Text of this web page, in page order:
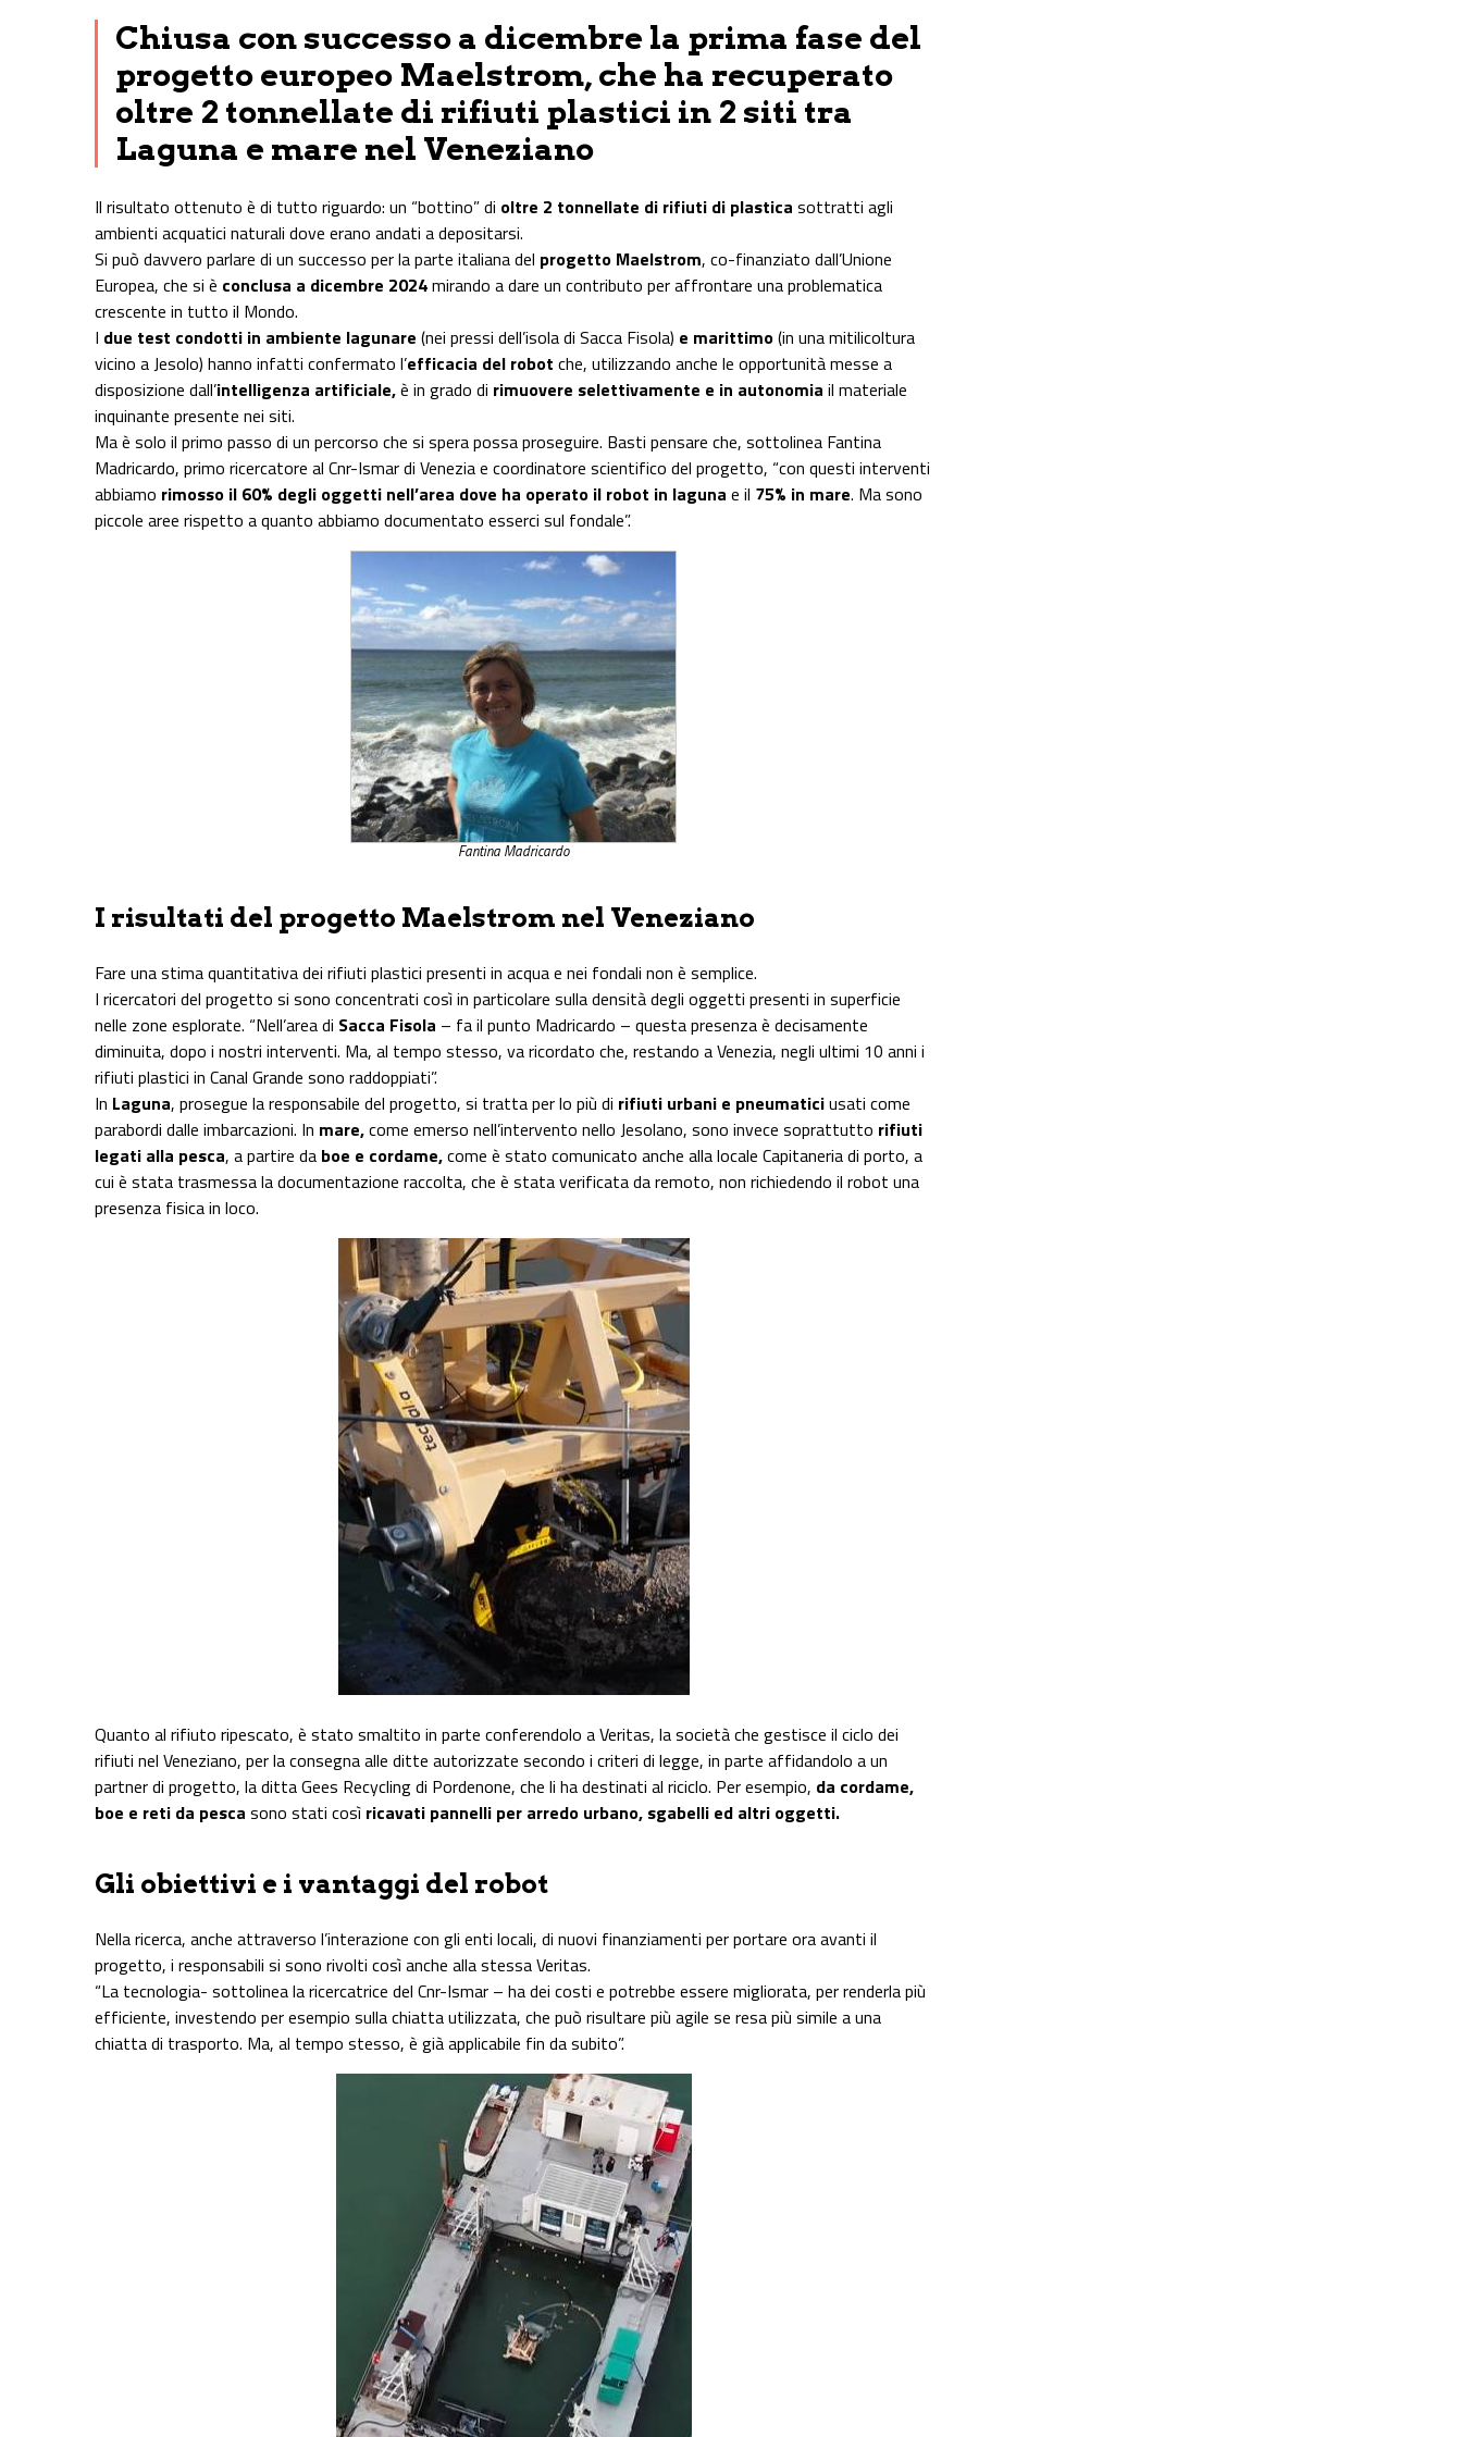
Chiusa con successo a dicembre la prima fase del
progetto europeo Maelstrom, che ha recuperato
oltre 2 tonnellate di rifiuti plastici in 2 siti tra
Laguna e mare nel Veneziano
Il risultato ottenuto è di tutto riguardo: un “bottino” di oltre 2 tonnellate di rifiuti di plastica sottratti agli
ambienti acquatici naturali dove erano andati a depositarsi.
Si può davvero parlare di un successo per la parte italiana del progetto Maelstrom, co-finanziato dall’Unione
Europea, che si è conclusa a dicembre 2024mirando a dare un contributo per affrontare una problematica
crescente in tutto il Mondo.
I due test condotti in ambiente lagunare (nei pressi dell’isola di Sacca Fisola) e marittimo(in una mitilicoltura
vicino a Jesolo) hanno infatti confermato l’efficacia del robot che, utilizzando anche le opportunità messe a
disposizione dall’intelligenza artificiale,è in grado di rimuovere selettivamente e in autonomia il materiale
inquinante presente nei siti.
Ma è solo il primo passo di un percorso che si spera possa proseguire. Basti pensare che, sottolinea Fantina
Madricardo, primo ricercatore al Cnr-Ismar di Venezia e coordinatore scientifico del progetto, “con questi interventi
abbiamo rimosso il 60% degli oggetti nell’area dove ha operato il robot in laguna e il 75% in mare. Ma sono
piccole aree rispetto a quanto abbiamo documentato esserci sul fondale”.
Fantina Madricardo
I risultati del progetto Maelstrom nel Veneziano
Fare una stima quantitativa dei rifiuti plastici presenti in acqua e nei fondali non è semplice.
I ricercatori del progetto si sono concentrati così in particolare sulla densità degli oggetti presenti in superficie
nelle zone esplorate. “Nell’area di Sacca Fisola – fa il punto Madricardo – questa presenza è decisamente
diminuita, dopo i nostri interventi. Ma, al tempo stesso, va ricordato che, restando a Venezia, negli ultimi 10 anni i
rifiuti plastici in Canal Grande sono raddoppiati”.
In Laguna, prosegue la responsabile del progetto, si tratta per lo più di rifiuti urbani e pneumaticiusati come
parabordi dalle imbarcazioni. In mare,come emerso nell’intervento nello Jesolano, sono invece soprattutto rifiuti
legati alla pesca, a partire da boe e cordame,come è stato comunicato anche alla locale Capitaneria di porto, a
cui è stata trasmessa la documentazione raccolta, che è stata verificata da remoto, non richiedendo il robot una
presenza fisica in loco.
Quanto al rifiuto ripescato, è stato smaltito in parte conferendolo a Veritas, la società che gestisce il ciclo dei
rifiuti nel Veneziano, per la consegna alle ditte autorizzate secondo i criteri di legge, in parte affidandolo a un
partner di progetto, la ditta Gees Recycling di Pordenone, che li ha destinati al riciclo. Per esempio, da cordame,
boe e reti da pesca sono stati così ricavati pannelli per arredo urbano, sgabelli ed altri oggetti.
Gli obiettivi e i vantaggi del robot
Nella ricerca, anche attraverso l’interazione con gli enti locali, di nuovi finanziamenti per portare ora avanti il
progetto, i responsabili si sono rivolti così anche alla stessa Veritas.
“La tecnologia- sottolinea la ricercatrice del Cnr-Ismar – ha dei costi e potrebbe essere migliorata, per renderla più
efficiente, investendo per esempio sulla chiatta utilizzata, che può risultare più agile se resa più simile a una
chiatta di trasporto. Ma, al tempo stesso, è già applicabile fin da subito”.